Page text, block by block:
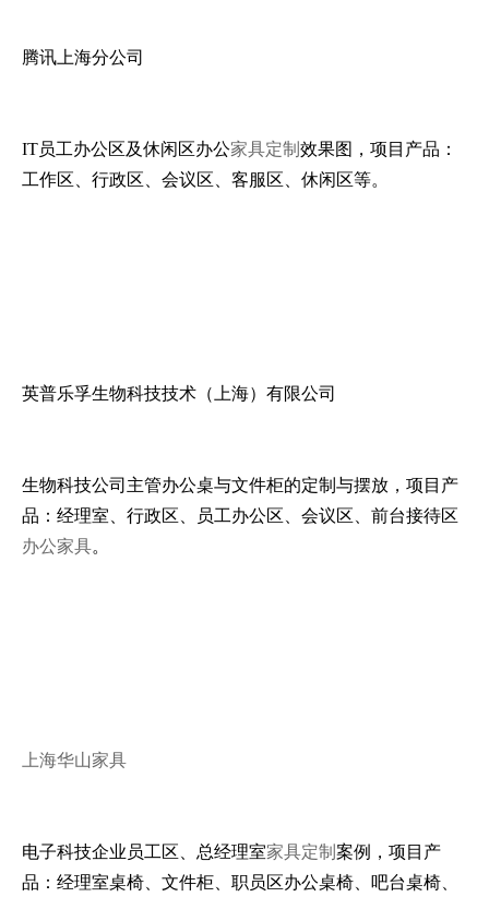
腾讯上海分公司
IT员工办公区及休闲区办公家具定制 效果图，项目产品：
工作区、行政区、会议区、客服区、休闲区等。
英普乐孚生物科技技术（上海）有限公司
生物科技公司主管办公桌与文件柜的定制与摆放，项目产
品：经理室、行政区、员工办公区、会议区、前台接待区
办公家具。
上海华山家具
电子科技企业员工区、总经理室家具定制 案例，项目产
品：经理室桌椅、文件柜、职员区办公桌椅、吧台桌椅、